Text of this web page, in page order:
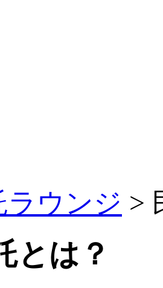
ラウンジ >
とは？